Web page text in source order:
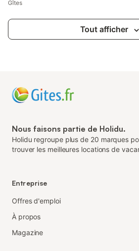
Gîtes
Tout afficher
Nous faisons partie de Holidu.
Holidu regroupe plus de 20 marques
trouver les meilleures locations de
Entreprise
Offres d'emploi
À propos
Magazine